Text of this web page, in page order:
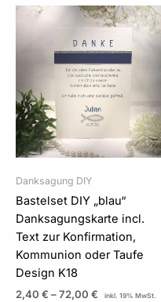
Danksagung DIY
Bastelset DIY „blau“
Danksagungskarte incl.
Text zur Konfirmation,
Kommunion oder Taufe
Design K18
2,40 € –72,00 €
Preisspanne:
2,40 €
bis
72,00 €
inkl. 19% MwSt.